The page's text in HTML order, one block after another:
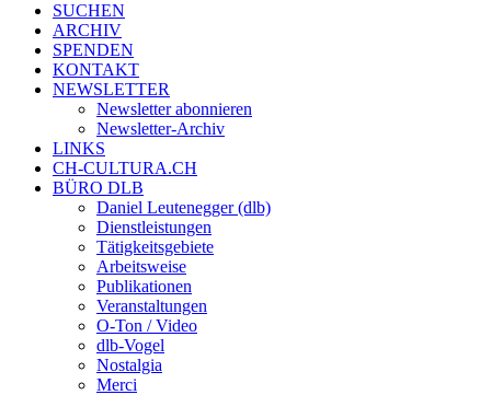
SUCHEN
ARCHIV
SPENDEN
KONTAKT
NEWSLETTER
Newsletter abonnieren
Newsletter-Archiv
LINKS
CH-CULTURA.CH
BÜRO DLB
Daniel Leutenegger (dlb)
Dienstleistungen
Tätigkeitsgebiete
Arbeitsweise
Publikationen
Veranstaltungen
O-Ton / Video
dlb-Vogel
Nostalgia
Merci